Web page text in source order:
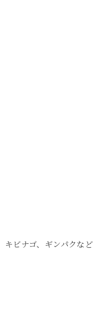
キビナゴ、ギンパクなど